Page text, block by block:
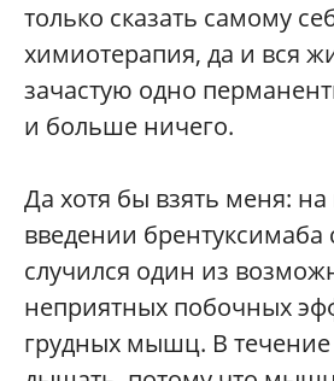
только сказать самому
химиотерапия, да и вся
зачастую одно
и больше ничего.
Да хотя бы взять меня:
введении брентуксимаба
случился один из
неприятных побочных
грудных мышц. В